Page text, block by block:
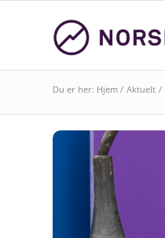
Du er her: Hjem / Aktuelt /